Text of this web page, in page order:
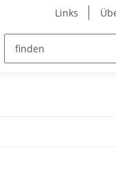
Links
Pneumatik